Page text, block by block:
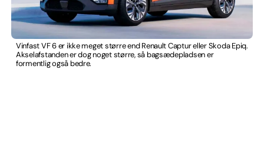
Vinfast VF 6 er ikke meget større end Renault Captur eller Skoda Epiq.
Akselafstanden er dog noget større, så bagsædepladsen er
formentlig også bedre.